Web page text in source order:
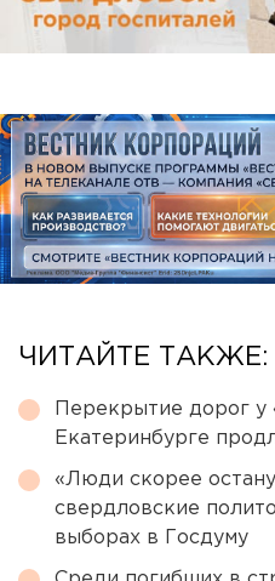
ЧИТАЙТЕ ТАКЖЕ:
Перекрытие дорог у
Екатеринбурге
«Люди скорее
свердловские
выборах в Госдуму